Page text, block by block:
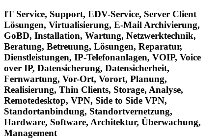
IT Service, Support, EDV-Service, Server Client
Lösungen, Virtualisierung, E-Mail Archivierung,
GoBD, Installation, Wartung, Netzwerktechnik,
Beratung, Betreuung, Lösungen, Reparatur,
Dienstleistungen, IP-Telefonanlagen, VOIP, Voice
over IP, Datensicherung, Datensicherheit,
Fernwartung, Vor-Ort, Vorort, Planung,
Realisierung, Thin Clients, Storage, Analyse,
Remotedesktop, VPN, Side to Side VPN,
Standortanbindung, Standortvernetzung,
Hardware, Software, Architektur, Überwachung,
Management